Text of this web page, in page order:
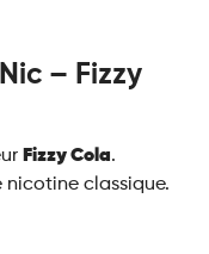
– Fizzy
Fizzy Cola.
nicotine classique.